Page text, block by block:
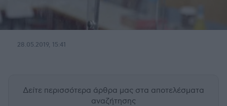
28.05.2019, 15:41
Δείτε περισσότερα άρθρα μας στα αποτελέσματα
αναζήτησης